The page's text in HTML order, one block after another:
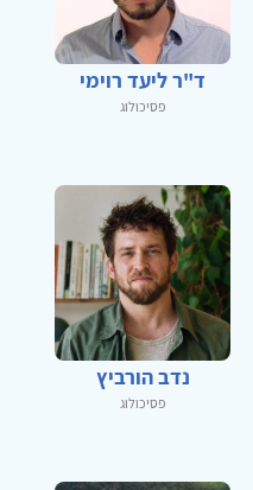
ד"ר ליעד רוימי
פסיכולוג
נדב הורביץ
פסיכולוג